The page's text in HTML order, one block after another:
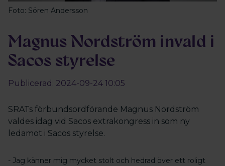
Foto: Sören Andersson
Magnus Nordström invald i
Sacos styrelse
Publicerad: 2024-09-24 10:05
SRATs förbundsordförande Magnus Nordström
valdes idag vid Sacos extrakongress in som ny
ledamot i Sacos styrelse.
- Jag känner mig mycket stolt och hedrad över ett roligt